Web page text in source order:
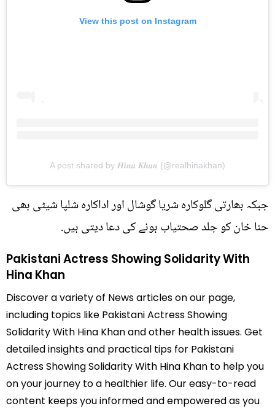
View this post on Instagram
A post shared by 𝑯𝒊𝒏𝒂 𝑲𝒉𝒂𝒏 (@realhinakhan)
جبکہ بھارتی گلوکارہ شریا گوشال اور اداکارہ شلپا شیٹی بھی
حنا خان کو جلد صحتیاب ہونے کی دعا دیتی ہیں.
Pakistani Actress Showing Solidarity With
Hina Khan
Discover a variety of News articles on our page,
including topics like Pakistani Actress Showing
Solidarity With Hina Khan and other health issues. Get
detailed insights and practical tips for Pakistani
Actress Showing Solidarity With Hina Khan to help you
on your journey to a healthier life. Our easy-to-read
content keeps you informed and empowered as you